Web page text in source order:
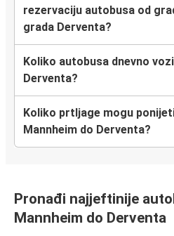
rezervaciju autobusa od
grada Derventa?
Koliko autobusa dnevno
Derventa?
Koliko prtljage mogu
Mannheim do Derventa?
Pronađi najjeftinije
Mannheim do Derventa